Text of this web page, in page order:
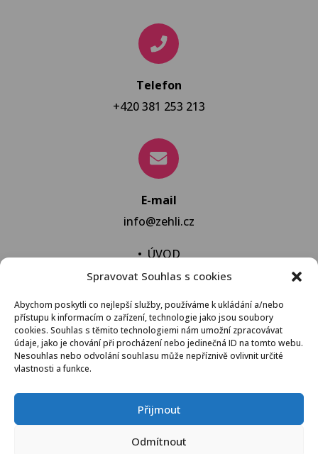
Spravovat Souhlas s cookies
Abychom poskytli co nejlepší služby, používáme k ukládání a/nebo
přístupu k informacím o zařízení, technologie jako jsou soubory
cookies. Souhlas s těmito technologiemi nám umožní zpracovávat
údaje, jako je chování při procházení nebo jedinečná ID na tomto webu.
Nesouhlas nebo odvolání souhlasu může nepříznivě ovlivnit určité
vlastnosti a funkce.
Přijmout
Odmítnout
Telefon
+420 381 253 213
E-mail
info@zehli.cz
•ÚVOD
• NOVINKY
•NECHAT VYPRAT
•KONTAKT
VŠEOBECNÉ OBCHODNÍ PODMÍNKY
© 2021 Žehli.cz – Na praní a žehlení je život příliš